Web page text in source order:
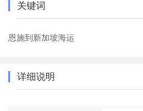
关键词
恩施到新加坡海运
详细说明